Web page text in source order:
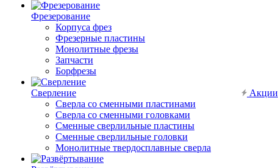
Фрезерование
Корпуса фрез
Фрезерные пластины
Монолитные фрезы
Запчасти
Борфрезы
Сверление
Сверла со сменными пластинами
Сверла со сменными головками
Сменные сверлильные пластины
Сменные сверлильные головки
Монолитные твердосплавные сверла
Акции